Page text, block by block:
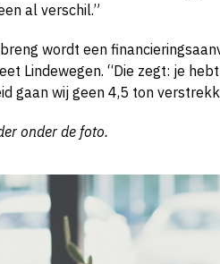
al verschil.”
wordt een
Lindewegen. “Die zegt: je
gaan wij geen 4,5 ton
onder de foto.